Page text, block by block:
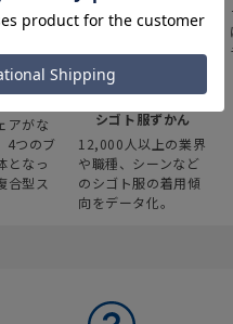
エア
アがな
4つのブ
となっ
合型ス
みんなの
シゴト服ずかん
12,000人以上の業界
や職種、シーンなど
のシゴト服の着用傾
向をデータ化。